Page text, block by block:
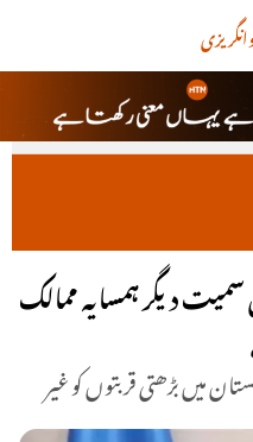
انگریزی
سمیت دیگر ہمسایہ ممالک
میں بڑھتی قربتوں کو غیر